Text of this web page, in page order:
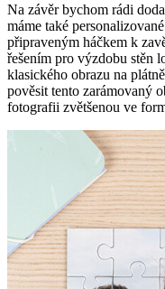
Na závěr bychom rádi
máme také
připraveným háčkem k
řešením pro výzdobu stěn
klasického obrazu na
pověsit tento zarámovaný
fotografii zvětšenou ve